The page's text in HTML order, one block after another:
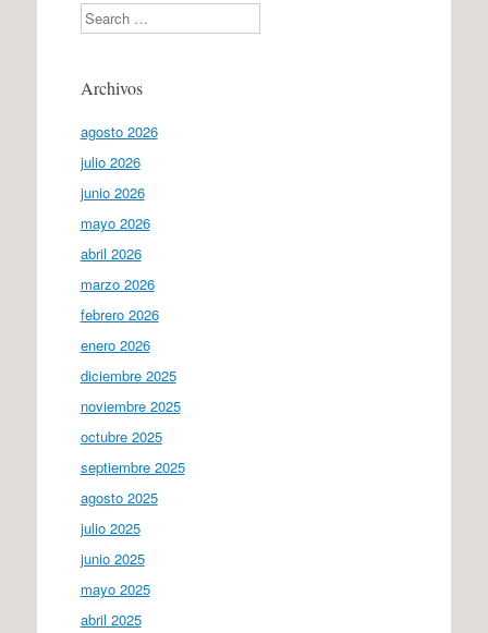
Search
Archivos
agosto 2026
julio 2026
junio 2026
mayo 2026
abril 2026
marzo 2026
febrero 2026
enero 2026
diciembre 2025
noviembre 2025
octubre 2025
septiembre 2025
agosto 2025
julio 2025
junio 2025
mayo 2025
abril 2025